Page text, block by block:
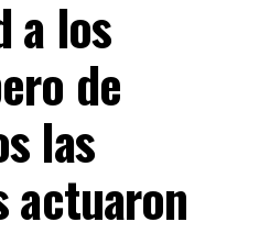
a los
de
las
actuaron